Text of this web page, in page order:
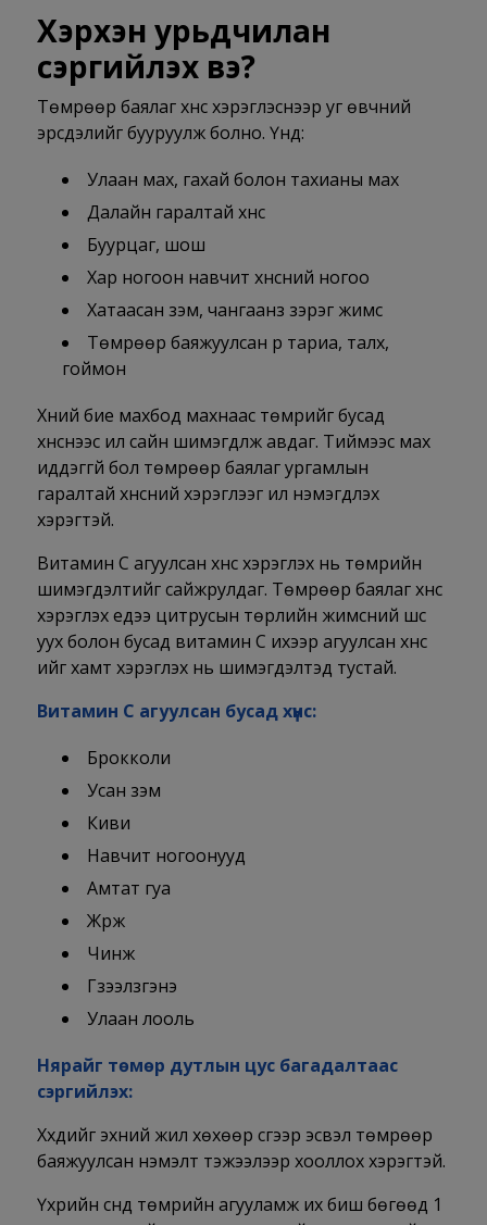
Хэрхэн урьдчилан
сэргийлэх вэ?
Төмрөөр баялаг хүнс хэрэглэснээр уг өвчний
эрсдэлийг бууруулж болно. Үүнд:
Улаан мах, гахай болон тахианы мах
Далайн гаралтай хүнс
Буурцаг, шош
Хар ногоон навчит хүнсний ногоо
Хатаасан үзэм, чангаанз зэрэг жимс
Төмрөөр баяжуулсан үр тариа, талх,
гоймон
Хүний бие махбод махнаас төмрийг бусад
хүнснээс илүү сайн шимэгдүүлж авдаг. Тиймээс мах
иддэггүй бол төмрөөр баялаг ургамлын
гаралтай хүнсний хэрэглээг илүү нэмэгдүүлэх
хэрэгтэй.
Витамин С агуулсан хүнс хэрэглэх нь төмрийн
шимэгдэлтийг сайжрулдаг. Төмрөөр баялаг хүнс
хэрэглэх үедээ цитрусын төрлийн жимсний шүүс
уух болон бусад витамин С ихээр агуулсан хүнс
ийг хамт хэрэглэх нь шимэгдэлтэд тустай.
Витамин С агуулсан бусад хүнс:
Брокколи
Усан үзэм
Киви
Навчит ногоонууд
Амтат гуа
Жүрж
Чинжүү
Гүзээлзгэнэ
Улаан лооль
Нярайг төмөр дутлын цус багадалтаас
сэргийлэх:
Хүүхдийг эхний жил хөхөөр сүүгээр эсвэл төмрөөр
баяжуулсан нэмэлт тэжээлээр хооллох хэрэгтэй.
Үхрийн сүүнд төмрийн агууламж их биш бөгөөд 1